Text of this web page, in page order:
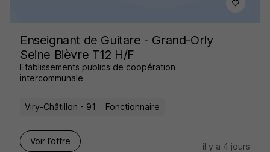
Enseignant de Guitare - Grand-Orly
Seine Bièvre T12 H/F
Etablissements publics de coopération
intercommunale
Viry-Châtillon - 91 Fonctionnaire
Voir l’offre
il y a 4 jours